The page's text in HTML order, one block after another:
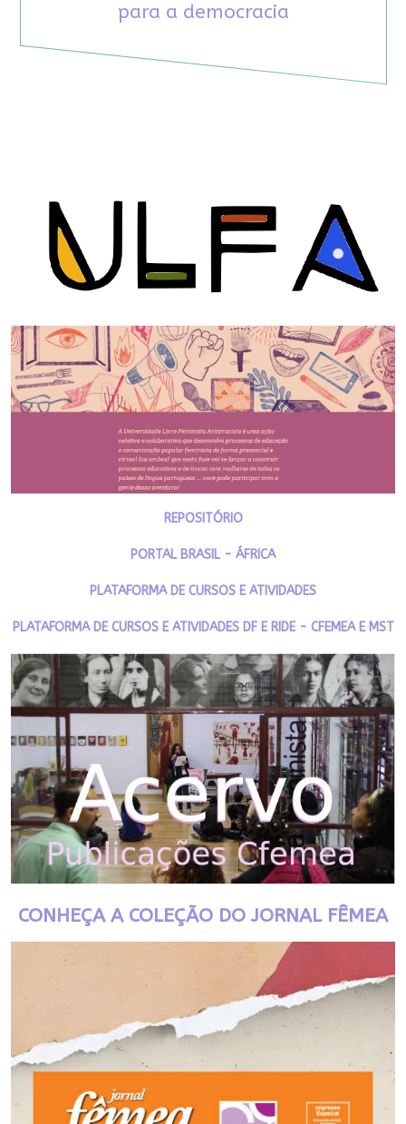
para a democracia
REPOSITÓRIO
PORTAL BRASIL - ÁFRICA
PLATAFORMA DE CURSOS E ATIVIDADES
PLATAFORMA DE CURSOS E ATIVIDADES DF E RIDE - CFEMEA E MST
CONHEÇA A COLEÇÃO DO JORNAL FÊMEA